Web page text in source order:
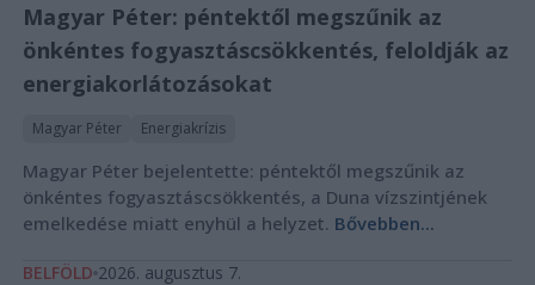
Magyar Péter: péntektől megszűnik az
önkéntes fogyasztáscsökkentés, feloldják az
energiakorlátozásokat
Magyar Péter Energiakrízis
Magyar Péter bejelentette: péntektől megszűnik az
önkéntes fogyasztáscsökkentés, a Duna vízszintjének
emelkedése miatt enyhül a helyzet. Bővebben...
BELFÖLD 2026. augusztus 7.